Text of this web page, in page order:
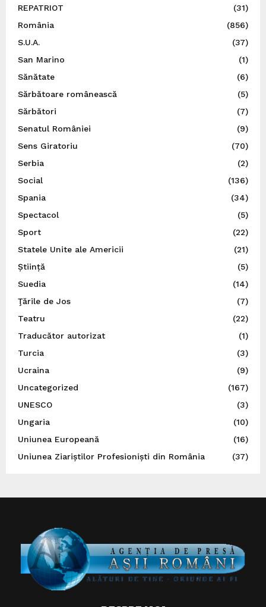
REPATRIOT
(31)
România
(856)
S.U.A.
(37)
San Marino
(1)
Sănătate
(6)
Sărbătoare românească
(5)
Sărbători
(7)
Senatul României
(9)
Sens Giratoriu
(70)
Serbia
(2)
Social
(136)
Spania
(34)
Spectacol
(5)
Sport
(22)
Statele Unite ale Americii
(21)
Știință
(5)
Suedia
(14)
Ţările de Jos
(7)
Teatru
(22)
Traducător autorizat
(1)
Turcia
(3)
Ucraina
(9)
Uncategorized
(167)
UNESCO
(3)
Ungaria
(10)
Uniunea Europeană
(16)
Uniunea Ziariștilor Profesioniști din România
(37)